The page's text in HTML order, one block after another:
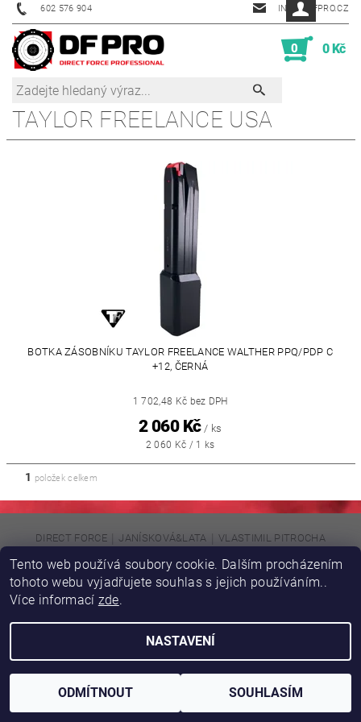
602 576 904 INFO@DFPRO.CZ
0 0 Kč
TAYLOR FREELANCE USA
BOTKA ZÁSOBNÍKU TAYLOR FREELANCE WALTHER PPQ/PDP C
+12, ČERNÁ
1 702,48 Kč bez DPH
2 060 Kč / ks
2 060 Kč / 1 ks
1 položek celkem
DIRECT FORCE | JANÍSKOVÁ&LATA | VLASTIMIL PITROCHA
2026 © DIRFORPRO, všechna práva vyhrazena Upravit nastavení cookies
Tento web používá soubory cookie. Dalším procházením
tohoto webu vyjadřujete souhlas s jejich používáním..
Více informací zde.
NASTAVENÍ
ODMÍTNOUT SOUHLASÍM